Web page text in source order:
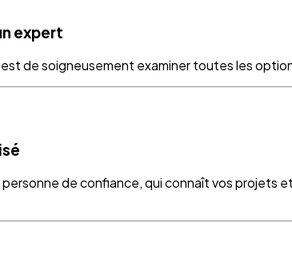
expert
de soigneusement examiner toutes les
de confiance, qui connaît vos projets